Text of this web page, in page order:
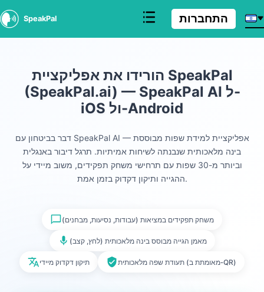
SpeakPal התחברות
הורידו את אפליקציית SpeakPal
(SpeakPal.ai) — SpeakPal AI ל-
iOS ול-Android
דבר בביטחון עם SpeakPal AI — אפליקציית למידת שפות מבוססת
בינה מלאכותית שנבנתה לשיחות אמיתיות. תרגל דיבור באנגלית
וביותר מ-30 שפות עם תרחישי משחק תפקידים, משוב מיידי על
ההגייה ותיקון דקדוק בזמן אמת.
משחק תפקידים במציאות (עבודות, נסיעות, מבחנים)
מאמן הגייה מבוסס בינה מלאכותית (לחץ, קצב)
תיקון דקדוק מיידי תעודת שפה מלאכותית (מאומתת ב‑QR)